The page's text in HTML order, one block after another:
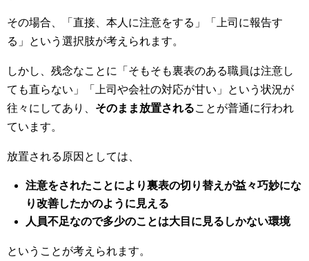
その場合、「直接、本人に注意をする」「上司に報告す
る」という選択肢が考えられます。
しかし、残念なことに「そもそも裏表のある職員は注意し
ても直らない」「上司や会社の対応が甘い」という状況が
往々にしてあり、 そのまま放置されることが普通に行われ
ています。
放置される原因としては、
注意をされたことにより裏表の切り替えが益々巧妙にな
り改善したかのように見える
人員不足なので多少のことは大目に見るしかない環境
ということが考えられます。